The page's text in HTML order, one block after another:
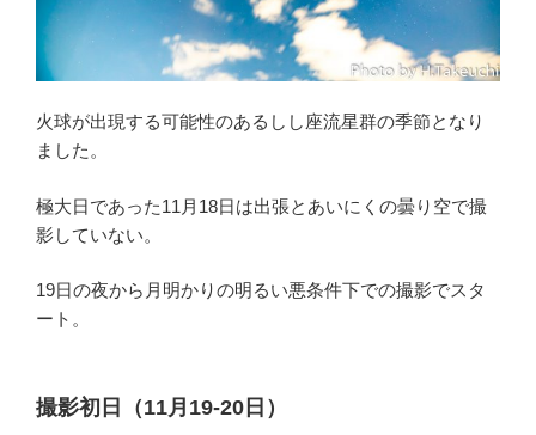
群”
の
火球が出現する可能性のあるしし座流星群の季節となり
ました。
極大日であった11月18日は出張とあいにくの曇り空で撮
影していない。
19日の夜から月明かりの明るい悪条件下での撮影でスタ
ート。
撮影初日（11月19-20日）